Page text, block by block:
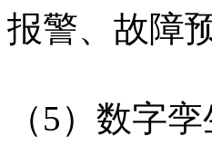
报警、故障
（5）数字